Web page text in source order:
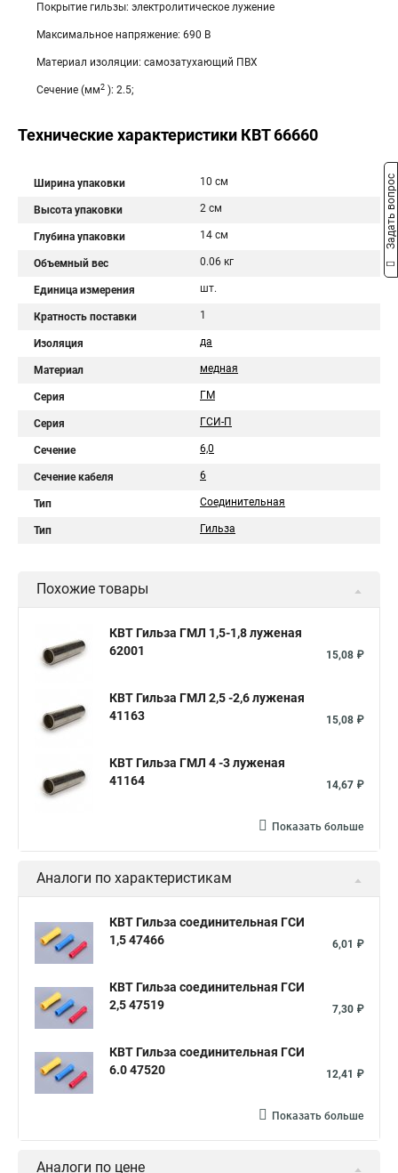
Покрытие гильзы: электролитическое лужение
Максимальное напряжение: 690 В
Материал изоляции: самозатухающий ПВХ
Сечение (мм2 ): 2.5;
Технические характеристики КВТ 66660
Ширина упаковки 10 см
Высота упаковки 2 см
Глубина упаковки 14 см
Объемный вес 0.06 кг
Единица измерения шт.
Кратность поставки 1
Изоляция да
Материал медная
Серия ГМ
Серия ГСИ-П
Сечение 6,0
Сечение кабеля 6
Тип Соединительная
Тип Гильза
Похожие товары
КВТ Гильза ГМЛ 1,5-1,8 луженая
62001
15,08 ₽
КВТ Гильза ГМЛ 2,5 -2,6 луженая
41163
15,08 ₽
КВТ Гильза ГМЛ 4 -3 луженая
41164
14,67 ₽
Показать больше
Аналоги по характеристикам
КВТ Гильза соединительная ГСИ
1,5 47466
6,01 ₽
КВТ Гильза соединительная ГСИ
2,5 47519
7,30 ₽
КВТ Гильза соединительная ГСИ
6.0 47520
12,41 ₽
Показать больше
Аналоги по цене
Задать вопрос